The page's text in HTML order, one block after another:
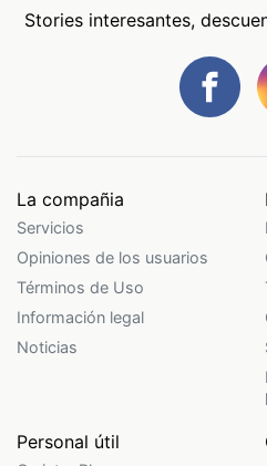
Stories interesantes,
La compañia
Servicios
Opiniones de los usuarios
Términos de Uso
Información legal
Noticias
Personal útil